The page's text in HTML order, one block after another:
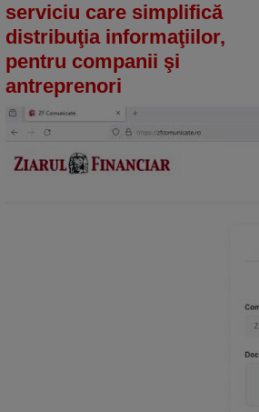
serviciu care simplifică
distribuţia informaţiilor,
pentru companii şi
antreprenori